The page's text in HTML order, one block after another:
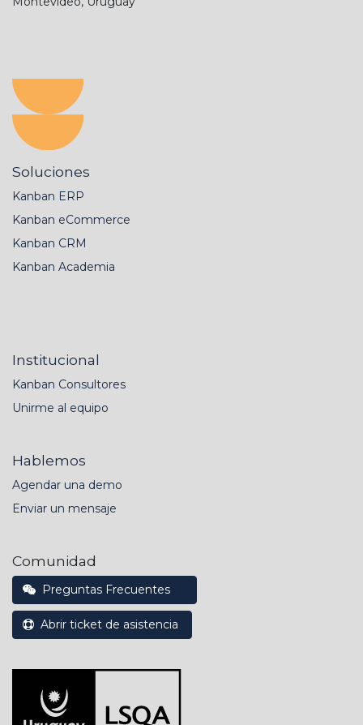
Soluciones
Kanban ERP
Kanban eCommerce
Kanban CRM
Kanban Academia
Institucional
Kanban Consultores
Unirme al equipo
Hablemos
Agendar una demo
Enviar un mensaje
Comunidad
Preguntas Frecuentes
Abrir ticket de asistencia